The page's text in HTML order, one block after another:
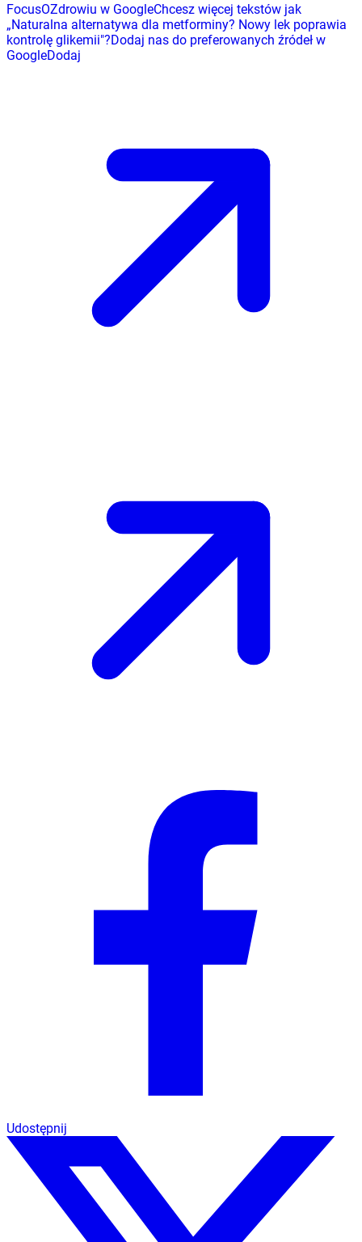
FocusOZdrowiu w GoogleChcesz więcej tekstów jak
„Naturalna alternatywa dla metforminy? Nowy lek poprawia
kontrolę glikemii"?Dodaj nas do preferowanych źródeł w
GoogleDodaj
Udostępnij